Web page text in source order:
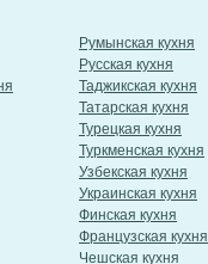
Румынская кухня
Русская кухня
Таджикская кухня
Татарская кухня
Турецкая кухня
Туркменская кухня
Узбекская кухня
Украинская кухня
Финская кухня
Французская кухня
Чешская кухня